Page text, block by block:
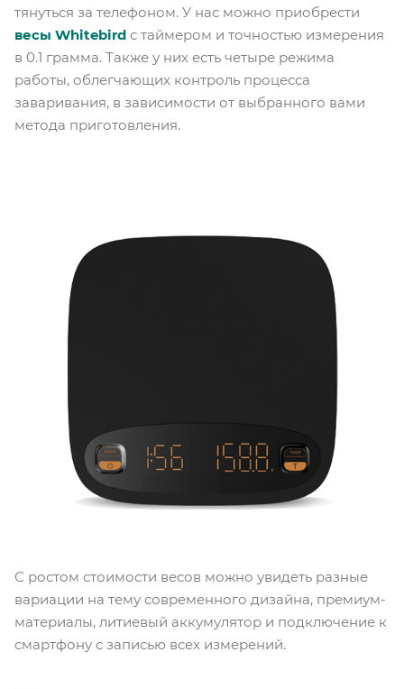
тянуться за телефоном. У нас можно приобрести
весы Whitebird с таймером и точностью измерения
в 0.1 грамма. Также у них есть четыре режима
работы, облегчающих контроль процесса
заваривания, в зависимости от выбранного вами
метода приготовления.
С ростом стоимости весов можно увидеть разные
вариации на тему современного дизайна, премиум-
материалы, литиевый аккумулятор и подключение к
смартфону с записью всех измерений.